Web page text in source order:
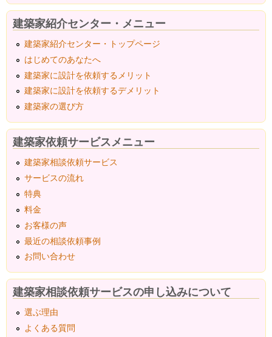
建築家紹介センター・メニュー
建築家紹介センター・トップページ
はじめてのあなたへ
建築家に設計を依頼するメリット
建築家に設計を依頼するデメリット
建築家の選び方
建築家依頼サービスメニュー
建築家相談依頼サービス
サービスの流れ
特典
料金
お客様の声
最近の相談依頼事例
お問い合わせ
建築家相談依頼サービスの申し込みについて
選ぶ理由
よくある質問